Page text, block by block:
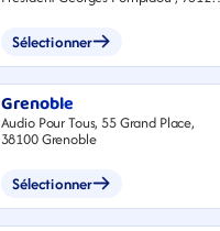
Sélectionner
Grenoble
Audio Pour Tous, 55 Grand Place,
38100 Grenoble
Sélectionner